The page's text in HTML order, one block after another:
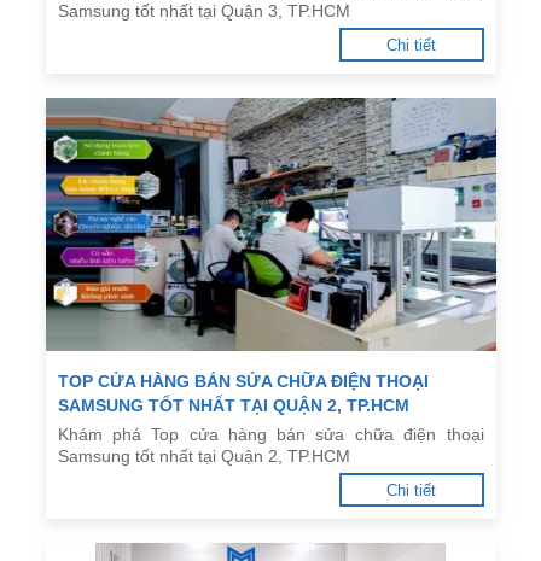
Samsung tốt nhất tại Quận 3, TP.HCM
Chi tiết
TOP CỬA HÀNG BÁN SỬA CHỮA ĐIỆN THOẠI
SAMSUNG TỐT NHẤT TẠI QUẬN 2, TP.HCM
Khám phá Top cửa hàng bán sửa chữa điện thoại
Samsung tốt nhất tại Quận 2, TP.HCM
Chi tiết